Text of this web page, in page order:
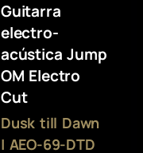
Guitarra
electro-
acústica Jump
OM Electro
Cut
Dusk till Dawn
| AEO-69-DTD